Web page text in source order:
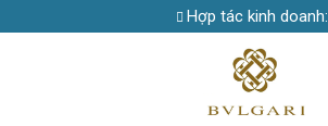
to
Hợp tác kinh doanh: